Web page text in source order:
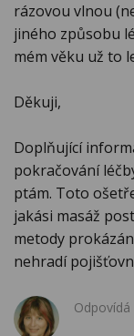
rázovou vlnou
jiného způsobu
mém věku už to
Děkuji,
Doplňující
pokračování
ptám. Toto
jakási masáž
metody
nehradí
Odpovídá